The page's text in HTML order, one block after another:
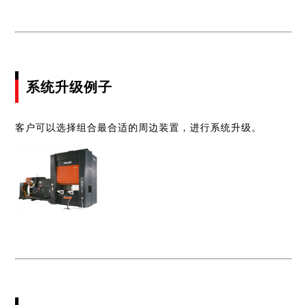
系统升级例子
客户可以选择组合最合适的周边装置，进行系统升级。